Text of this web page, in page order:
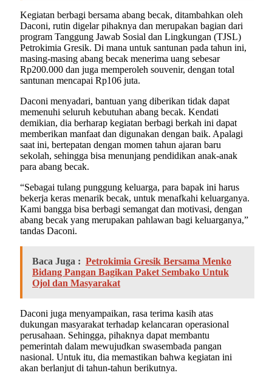
Kegiatan berbagi bersama abang becak, ditambahkan oleh
Daconi, rutin digelar pihaknya dan merupakan bagian dari
program Tanggung Jawab Sosial dan Lingkungan (TJSL)
Petrokimia Gresik. Di mana untuk santunan pada tahun ini,
masing-masing abang becak menerima uang sebesar
Rp200.000 dan juga memperoleh souvenir, dengan total
santunan mencapai Rp106 juta.
Daconi menyadari, bantuan yang diberikan tidak dapat
memenuhi seluruh kebutuhan abang becak. Kendati
demikian, dia berharap kegiatan berbagi berkah ini dapat
memberikan manfaat dan digunakan dengan baik. Apalagi
saat ini, bertepatan dengan momen tahun ajaran baru
sekolah, sehingga bisa menunjang pendidikan anak-anak
para abang becak.
“Sebagai tulang punggung keluarga, para bapak ini harus
bekerja keras menarik becak, untuk menafkahi keluarganya.
Kami bangga bisa berbagi semangat dan motivasi, dengan
abang becak yang merupakan pahlawan bagi keluarganya,”
tandas Daconi.
Baca Juga : Petrokimia Gresik Bersama Menko
Bidang Pangan Bagikan Paket Sembako Untuk
Ojol dan Masyarakat
Daconi juga menyampaikan, rasa terima kasih atas
dukungan masyarakat terhadap kelancaran operasional
perusahaan. Sehingga, pihaknya dapat membantu
pemerintah dalam mewujudkan swasembada pangan
nasional. Untuk itu, dia memastikan bahwa kegiatan ini
akan berlanjut di tahun-tahun berikutnya.